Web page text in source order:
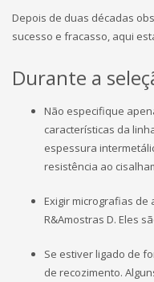
Depois de duas décadas
sucesso e fracasso, aqui
Durante a
Não especifique
características da
espessura
resistência ao
Exigir micrografias
R&Amostras D. Eles
Se estiver ligado de
de recozimento.